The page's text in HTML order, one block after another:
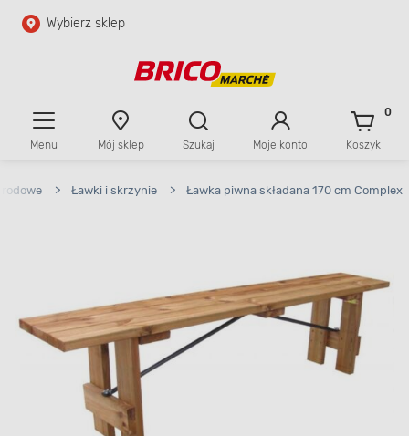
Przejdź do głównej zawartości
Wybierz sklep
Menu Mój sklep Szukaj Moje konto Koszyk
0
> Ławki i skrzynie > Ławka piwna składana 170 cm Complex